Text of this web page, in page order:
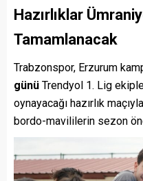
Hazırlıklar
Tamamlanacak
Trabzonspor, Erzurum
günü Trendyol 1. Lig
oynayacağı hazırlık
bordo-mavililerin sezon